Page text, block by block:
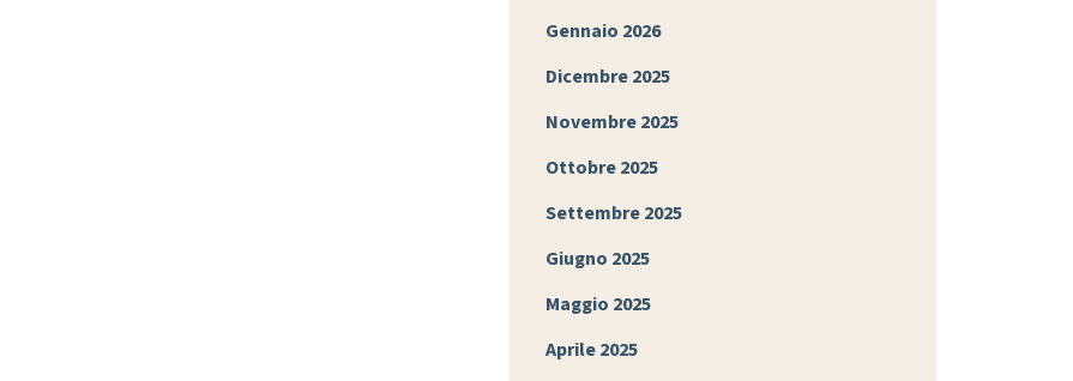
Gennaio 2026
Dicembre 2025
Novembre 2025
Ottobre 2025
Settembre 2025
Giugno 2025
Maggio 2025
Aprile 2025